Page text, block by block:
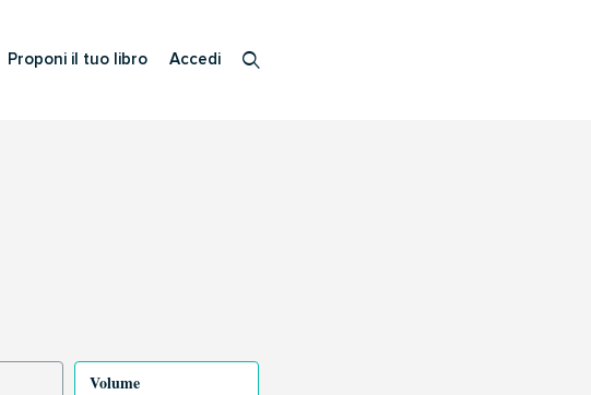
Proponi il tuo libro Accedi
Volume